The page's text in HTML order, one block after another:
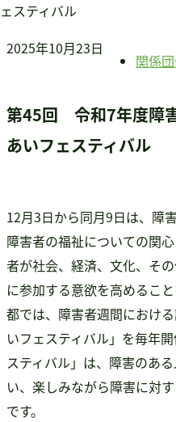
ェスティバル
2025年10月23日
関係
第45回 令和7年度障
あいフェスティバル
12月3日から同月9日は、障
障害者の福祉についての関
者が社会、経済、文化、そ
に参加する意欲を高めること
都では、障害者週間におけ
いフェスティバル」を毎年
スティバル」は、障害のあ
い、楽しみながら障害に対
です。
ホーム
会長挨拶
定款
関連団体
途上国支援
国内事業
啓発事業
調査・研究事業
セミナー情報
書籍・DVD販売
書籍・DVD販売
おすすめ書籍